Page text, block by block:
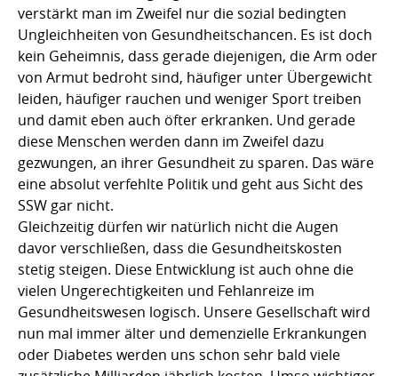
verstärkt man im Zweifel nur die sozial bedingten
Ungleichheiten von Gesundheitschancen. Es ist doch
kein Geheimnis, dass gerade diejenigen, die Arm oder
von Armut bedroht sind, häufiger unter Übergewicht
leiden, häufiger rauchen und weniger Sport treiben
und damit eben auch öfter erkranken. Und gerade
diese Menschen werden dann im Zweifel dazu
gezwungen, an ihrer Gesundheit zu sparen. Das wäre
eine absolut verfehlte Politik und geht aus Sicht des
SSW gar nicht.
Gleichzeitig dürfen wir natürlich nicht die Augen
davor verschließen, dass die Gesundheitskosten
stetig steigen. Diese Entwicklung ist auch ohne die
vielen Ungerechtigkeiten und Fehlanreize im
Gesundheitswesen logisch. Unsere Gesellschaft wird
nun mal immer älter und demenzielle Erkrankungen
oder Diabetes werden uns schon sehr bald viele